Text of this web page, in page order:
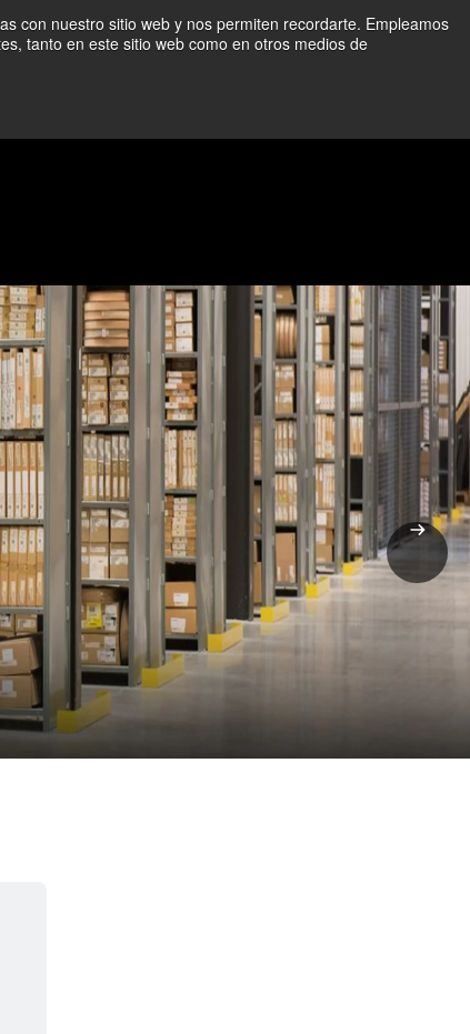
con nuestro sitio web y nos permiten recordarte. Empleamos
tanto en este sitio web como en otros medios de
Más información ➜